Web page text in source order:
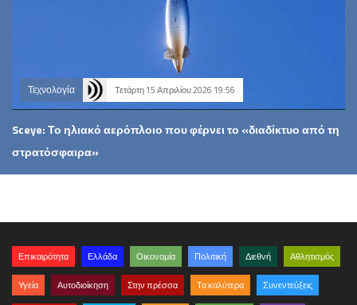
Τεχνολογία Τετάρτη 15 Απριλίου 2026 19:56
Sceye: Το ηλιακό αερόπλοιο που φέρνει το «διαδίκτυο από τη
στρατόσφαιρα»
Επικαιρότητα Ελλάδα Οικονομία Πολιτική Διεθνή Αθλητισμός
Υγεία Αυτοδιοίκηση Στην πρέσσα Τα καλύτερα Συνεντεύξεις